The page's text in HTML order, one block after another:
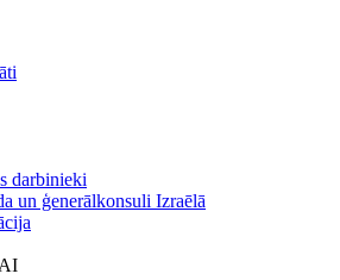
darbinieki
un ģenerālkonsuli Izraēlā